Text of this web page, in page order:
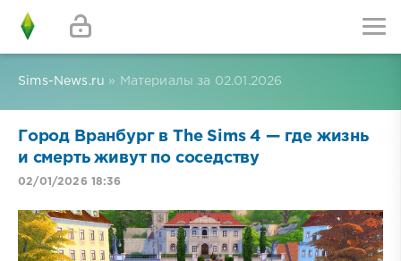
Sims-News.ru » Материалы за 02.01.2026
Город Вранбург в The Sims 4 — где жизнь
и смерть живут по соседству
02/01/2026 18:36